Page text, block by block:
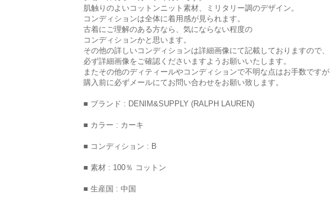
肌触りのよいコットンニット素材、ミリタリー調のデザイン。
コンディションは全体に着用感が見られます。
古着にご理解のある方なら、気にならない程度の
コンディションかと思います。
その他の詳しいコンディションは詳細画像にて記載しておりますので、
必ず詳細画像をご確認くださいますようお願いいたします。
またその他のディティールやコンディションで不明な点はお手数です
購入前に必ずメールにてお問い合わせをお願い致します。
■ ブランド : DENIM&SUPPLY (RALPH LAUREN)
■ カラー : カーキ
■ コンディション : B
■ 素材 : 100％ コットン
■ 生産国 : 中国